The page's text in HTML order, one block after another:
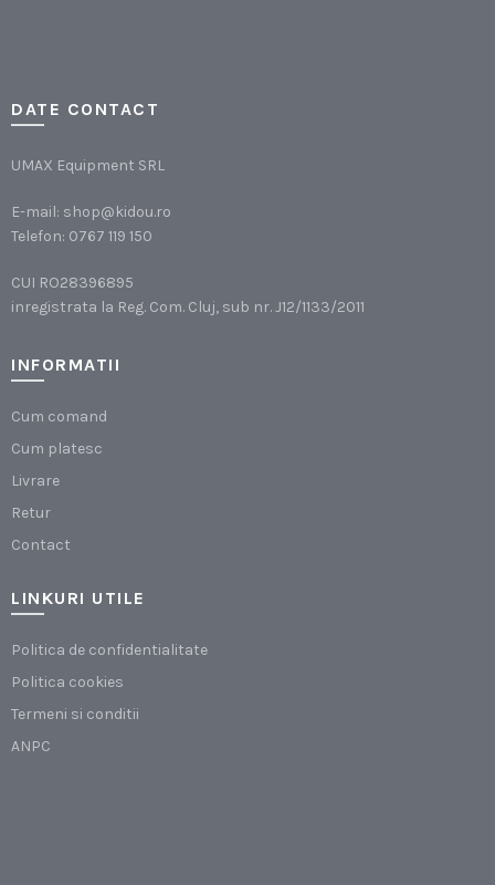
DATE CONTACT
UMAX Equipment SRL
E-mail: shop@kidou.ro
Telefon: 0767 119 150
CUI RO28396895
inregistrata la Reg. Com. Cluj, sub nr. J12/1133/2011
INFORMATII
Cum comand
Cum platesc
Livrare
Retur
Contact
LINKURI UTILE
Politica de confidentialitate
Politica cookies
Termeni si conditii
ANPC